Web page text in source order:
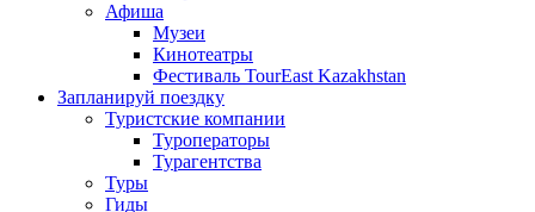
Афиша
Музеи
Кинотеатры
Фестиваль TourEast Kazakhstan
Запланируй поездку
Туристские компании
Туроператоры
Турагентства
Туры
Гиды